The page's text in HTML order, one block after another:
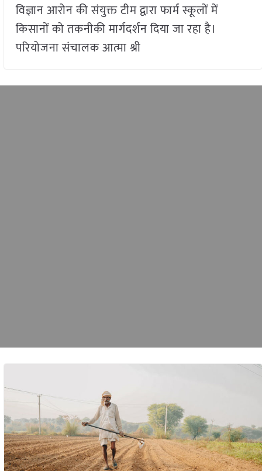
विज्ञान आरोन की संयुक्त टीम द्वारा फार्म स्कूलों में
किसानों को तकनीकी मार्गदर्शन दिया जा रहा है।
परियोजना संचालक आत्मा श्री